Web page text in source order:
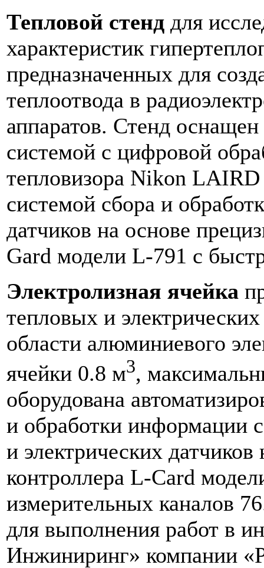
Тепловой стенд для
характеристик
предназначенных для
теплоотвода в
аппаратов. Стенд
системой с цифровой
тепловизора Nikon LAIRD
системой сбора и
датчиков на основе
Gard модели L-791 с
Электролизная ячейка
тепловых и
области алюминиевого
ячейки 0.8 м3,
оборудована
и обработки информации
и электрических
контроллера L-Card
измерительных каналов
для выполнения работ в
Инжиниринг» компании